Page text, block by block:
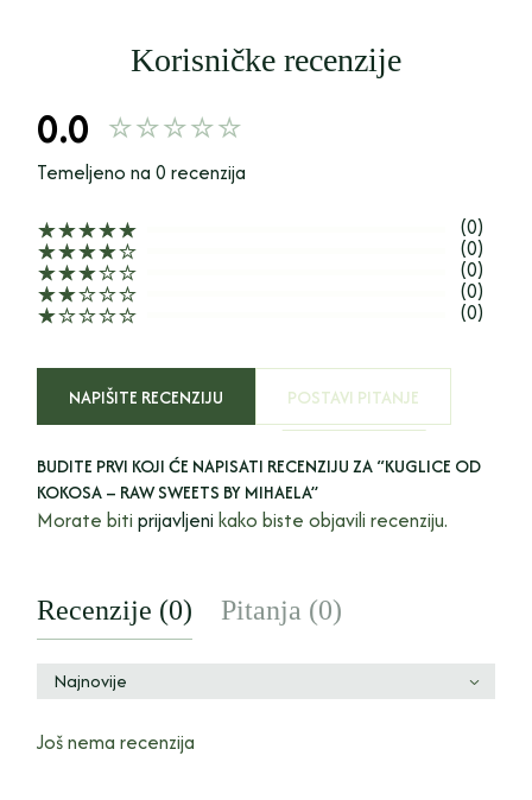
Korisničke recenzije
0.0
Temeljeno na 0 recenzija
(0)
(0)
(0)
(0)
(0)
NAPIŠITE RECENZIJU POSTAVI PITANJE
BUDITE PRVI KOJI ĆE NAPISATI RECENZIJU ZA “KUGLICE OD
KOKOSA – RAW SWEETS BY MIHAELA”
Morate bitiprijavljeni kako biste objavili recenziju.
Recenzije (0) Pitanja (0)
Najnovije
Još nema recenzija